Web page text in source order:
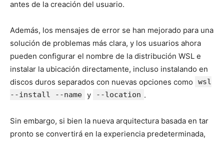
antes de la creación del usuario.
Además, los mensajes de error se han mejorado para una
solución de problemas más clara, y los usuarios ahora
pueden configurar el nombre de la distribución WSL e
instalar la ubicación directamente, incluso instalando en
discos duros separados con nuevas opciones como
wsl
--install --name y --location .
Sin embargo, si bien la nueva arquitectura basada en tar
pronto se convertirá en la experiencia predeterminada,